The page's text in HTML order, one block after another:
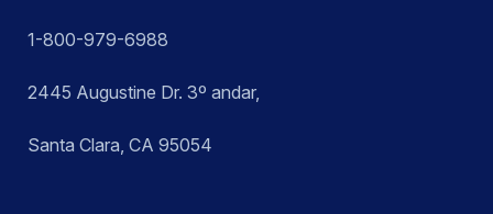
1-800-979-6988
2445 Augustine Dr. 3º andar,
Santa Clara, CA 95054